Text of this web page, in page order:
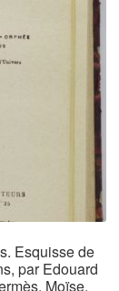
Esquisse de
par Edouard
Moïse,